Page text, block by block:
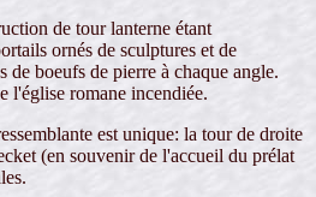
de tour lanterne étant
ornés de sculptures et de
de boeufs de pierre à chaque angle.
l'église romane incendiée.
est unique: la tour de droite
(en souvenir de l'accueil du prélat